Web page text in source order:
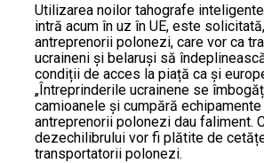
Utilizarea noilor tahografe
intră acum în uz în UE, este
antreprenorii polonezi, care vor ca
ucraineni şi belaruşi să
condiții de acces la piață ca și
„Întreprinderile ucrainene se
camioanele și cumpără
antreprenorii polonezi dau faliment.
dezechilibrului vor fi plătite de
transportatorii polonezi.